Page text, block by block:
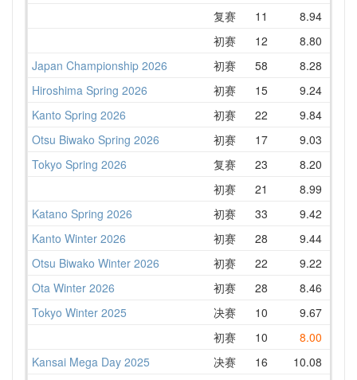
复赛
11 8.94
初赛
12 8.80
Japan Championship 2026
初赛 58 8.28
Hiroshima Spring 2026
初赛 15 9.24
Kanto Spring 2026
初赛 22 9.84
Otsu Biwako Spring 2026
初赛 17 9.03
Tokyo Spring 2026
复赛 23 8.20
初赛
21 8.99
Katano Spring 2026
初赛 33 9.42
Kanto Winter 2026
初赛 28 9.44
Otsu Biwako Winter 2026
初赛 22 9.22
Ota Winter 2026
初赛 28 8.46
Tokyo Winter 2025
决赛 10 9.67
初赛
10 8.00
Kansai Mega Day 2025
决赛 16 10.08